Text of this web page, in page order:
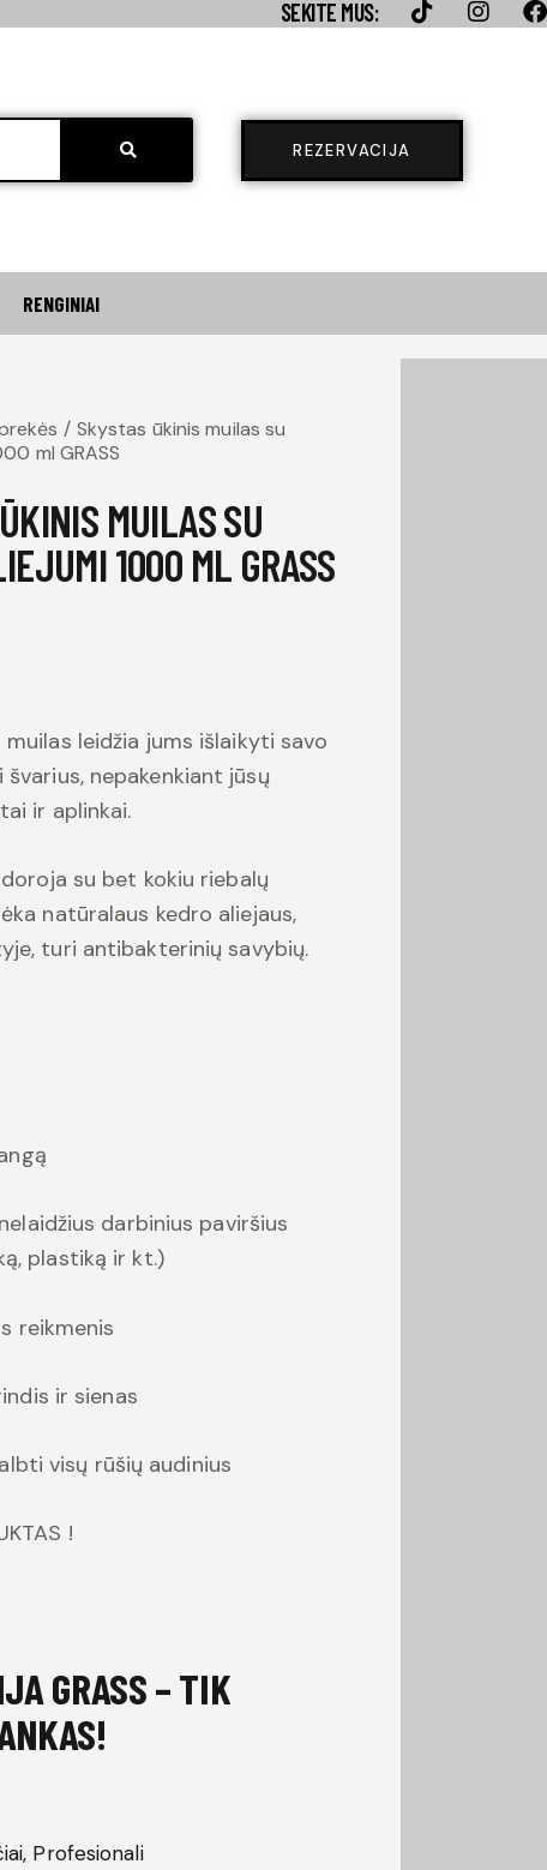
SEKITE MUS:
REZERVACIJA
RENGINIAI
Skystas ūkinis muilas su
ml GRASS
MUILAS SU
1000 ML GRASS
muilas leidžia jums išlaikyti savo
švarius, nepakenkiant jūsų
ir aplinkai.
su bet kokiu riebalų
natūralaus kedro aliejaus,
turi antibakterinių savybių.
darbinius paviršius
plastiką ir kt.)
reikmenis
ir sienas
visų rūšių audinius
!
GRASS – TIK
Profesionali